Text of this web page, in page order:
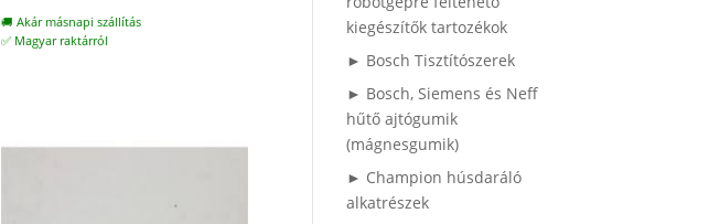
🚚 Akár másnapi szállítás
✅ Magyar raktárról
kiegészítők tartozékok
► Bosch Tisztítószerek
► Bosch, Siemens és Neff
hűtő ajtógumik
(mágnesgumik)
► Champion húsdaráló
alkatrészek